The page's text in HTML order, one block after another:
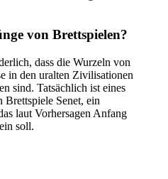
von Brettspielen?
dass die Wurzeln von
in den uralten Zivilisationen
sind. Tatsächlich ist eines
Brettspiele Senet, ein
laut Vorhersagen Anfang
soll.